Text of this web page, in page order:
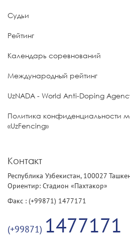
Судьи
Рейтинг
Календарь соревнований
Международный рейтинг
UzNADA - World Anti-Doping
Политика конфиденциальности
«UzFencing»
Контакт
Республика Узбекистан, 100027
Ориентир: Стадион «Пахтакор»
Факс : (+99871) 1477171
(+99871) 1477171